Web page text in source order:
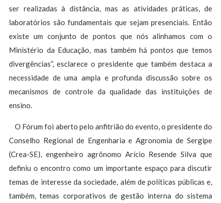
ser realizadas à distância, mas as atividades práticas, de
laboratórios são fundamentais que sejam presenciais. Então
existe um conjunto de pontos que nós alinhamos com o
Ministério da Educação, mas também há pontos que temos
divergências”, esclarece o presidente que também destaca a
necessidade de uma ampla e profunda discussão sobre os
mecanismos de controle da qualidade das instituições de
ensino.
O Fórum foi aberto pelo anfitrião do evento, o presidente do
Conselho Regional de Engenharia e Agronomia de Sergipe
(Crea-SE), engenheiro agrônomo Arício Resende Silva que
definiu o encontro como um importante espaço para discutir
temas de interesse da sociedade, além de políticas públicas e,
também, temas corporativos de gestão interna do sistema